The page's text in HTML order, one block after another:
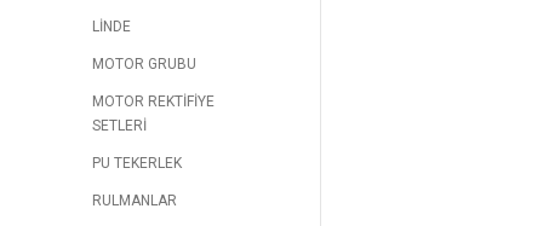
LİNDE
MOTOR GRUBU
MOTOR REKTİFİYE
SETLERİ
PU TEKERLEK
RULMANLAR